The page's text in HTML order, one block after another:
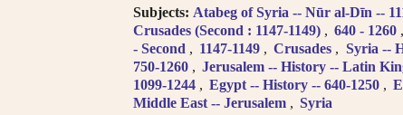
Subjects: Atabeg of Syria -- Nūr al-Dīn --
Crusades (Second : 1147-1149)
640 - 1260
- Second
1147-1149 Crusades
Syria --
750-1260
Jerusalem -- History -- Latin
1099-1244
Egypt -- History -- 640-1250
Middle East -- Jerusalem
Syria